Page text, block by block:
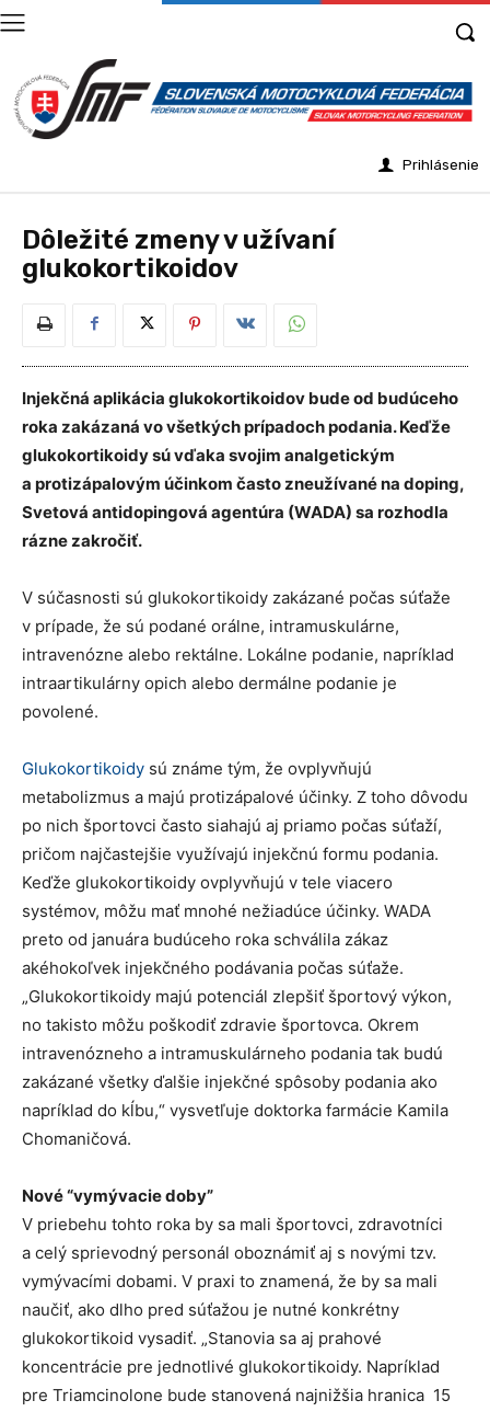
Prihlásenie
Dôležité zmeny v užívaní
glukokortikoidov
Injekčná aplikácia glukokortikoidov bude od budúceho
roka zakázaná vo všetkých prípadoch podania. Keďže
glukokortikoidy sú vďaka svojim analgetickým
a protizápalovým účinkom často zneužívané na doping,
Svetová antidopingová agentúra (WADA) sa rozhodla
rázne zakročiť.
V súčasnosti sú glukokortikoidy zakázané počas súťaže
v prípade, že sú podané orálne, intramuskulárne,
intravenózne alebo rektálne. Lokálne podanie, napríklad
intraartikulárny opich alebo dermálne podanie je
povolené.
Glukokortikoidy sú známe tým, že ovplyvňujú
metabolizmus a majú protizápalové účinky. Z toho dôvodu
po nich športovci často siahajú aj priamo počas súťaží,
pričom najčastejšie využívajú injekčnú formu podania.
Keďže glukokortikoidy ovplyvňujú v tele viacero
systémov, môžu mať mnohé nežiadúce účinky. WADA
preto od januára budúceho roka schválila zákaz
akéhokoľvek injekčného podávania počas súťaže.
„Glukokortikoidy majú potenciál zlepšiť športový výkon,
no takisto môžu poškodiť zdravie športovca. Okrem
intravenózneho a intramuskulárneho podania tak budú
zakázané všetky ďalšie injekčné spôsoby podania ako
napríklad do kĺbu,“ vysvetľuje doktorka farmácie Kamila
Chomaničová.
Nové “vymývacie doby”
V priebehu tohto roka by sa mali športovci, zdravotníci
a celý sprievodný personál oboznámiť aj s novými tzv.
vymývacími dobami. V praxi to znamená, že by sa mali
naučiť, ako dlho pred súťažou je nutné konkrétny
glukokortikoid vysadiť. „Stanovia sa aj prahové
koncentrácie pre jednotlivé glukokortikoidy. Napríklad
pre Triamcinolone bude stanovená najnižšia hranica 15